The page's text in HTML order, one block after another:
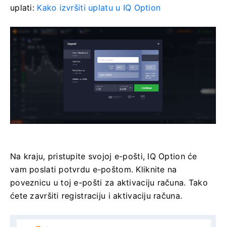
uplati: Kako izvršiti uplatu u IQ Option
Na kraju, pristupite svojoj e-pošti, IQ Option će
vam poslati potvrdu e-poštom. Kliknite na
poveznicu u toj e-pošti za aktivaciju računa. Tako
ćete završiti registraciju i aktivaciju računa.